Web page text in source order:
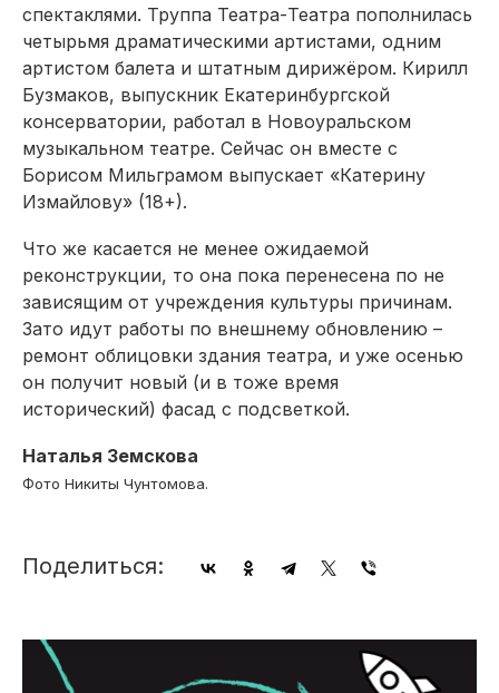
спектаклями. Труппа Театра-Театра пополнилась
четырьмя драматическими артистами, одним
артистом балета и штатным дирижёром. Кирилл
Бузмаков, выпускник Екатеринбургской
консерватории, работал в Новоуральском
музыкальном театре. Сейчас он вместе с
Борисом Мильграмом выпускает «Катерину
Измайлову» (18+).
Что же касается не менее ожидаемой
реконструкции, то она пока перенесена по не
зависящим от учреждения культуры причинам.
Зато идут работы по внешнему обновлению –
ремонт облицовки здания театра, и уже осенью
он получит новый (и в тоже время
исторический) фасад с подсветкой.
Наталья Земскова
Фото Никиты Чунтомова.
Поделиться: